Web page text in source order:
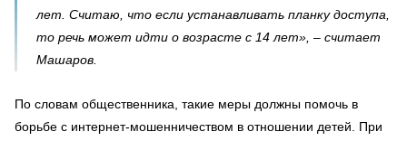
лет. Считаю, что если устанавливать планку доступа,
то речь может идти о возрасте с 14 лет», – считает
Машаров.
По словам общественника, такие меры должны помочь в
борьбе с интернет-мошенничеством в отношении детей. При